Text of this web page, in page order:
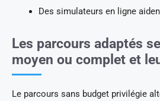
Des simulateurs en ligne
Les parcours adaptés
moyen ou complet et
Le parcours sans budget privilégie